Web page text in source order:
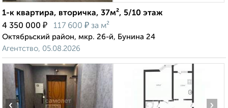
1-к квартира, вторичка, 37м², 5/10 этаж
4 350 000 ₽ 117 600 ₽ за м²
Октябрьский район, мкр. 26-й, Бунина 24
Агентство, 05.08.2026
‹ ›